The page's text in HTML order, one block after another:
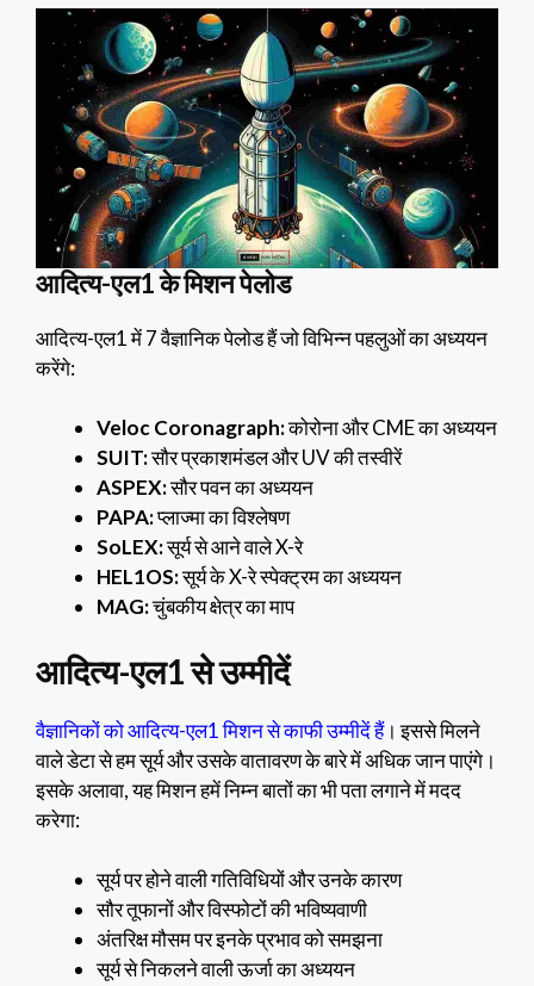
आदित्य-एल1 के मिशन पेलोड
आदित्य-एल1 में 7 वैज्ञानिक पेलोड हैं जो विभिन्न पहलुओं का अध्ययन
करेंगे:
Veloc Coronagraph:कोरोना और CME का अध्ययन
SUIT:सौर प्रकाशमंडल और UV की तस्वीरें
ASPEX:सौर पवन का अध्ययन
PAPA:प्लाज्मा का विश्लेषण
SoLEX:सूर्य से आने वाले X-रे
HEL1OS:सूर्य के X-रे स्पेक्ट्रम का अध्ययन
MAG:चुंबकीय क्षेत्र का माप
आदित्य-एल1 से उम्मीदें
वैज्ञानिकों को आदित्य-एल1 मिशन से काफी उम्मीदें हैं। इससे मिलने
वाले डेटा से हम सूर्य और उसके वातावरण के बारे में अधिक जान पाएंगे।
इसके अलावा, यह मिशन हमें निम्न बातों का भी पता लगाने में मदद
करेगा:
सूर्य पर होने वाली गतिविधियों और उनके कारण
सौर तूफानों और विस्फोटों की भविष्यवाणी
अंतरिक्ष मौसम पर इनके प्रभाव को समझना
सूर्य से निकलने वाली ऊर्जा का अध्ययन